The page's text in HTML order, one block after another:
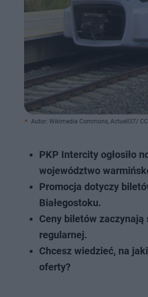
Autor: Wikimedia Commons, Actuell37/ CC
PKP Intercity ogłosiło
województwo
Promocja dotyczy
Białegostoku.
Ceny biletów zaczynają
regularnej.
Chcesz wiedzieć, na
oferty?